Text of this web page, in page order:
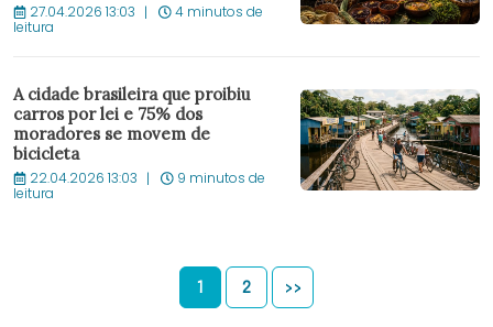
27.04.2026 13:03 4 minutos de
leitura
A cidade brasileira que proibiu
carros por lei e 75% dos
moradores se movem de
bicicleta
22.04.2026 13:03 9 minutos de
leitura
1 2 >>